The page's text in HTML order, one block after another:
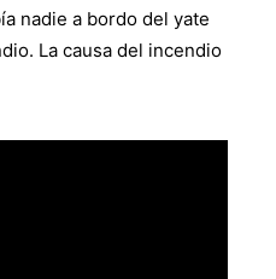
nadie a bordo del yate
La causa del incendio